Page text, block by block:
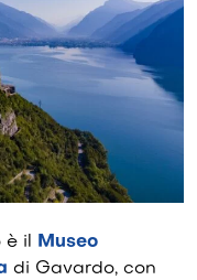
è il Museo
di Gavardo, con